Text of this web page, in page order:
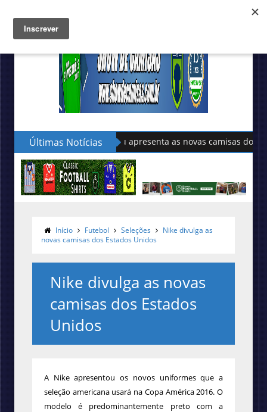
Últimas NotíciasSudu apresenta as novas camisas do País de Gales
Início Futebol Seleções
Nike divulga as
novas camisas dos Estados Unidos
Nike divulga as novas
camisas dos Estados
Unidos
A Nike apresentou os novos uniformes que a
seleção americana usará na Copa América 2016. O
modelo é predominantemente preto com a